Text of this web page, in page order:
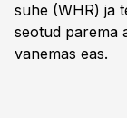
suhe (WHR) ja
seotud parema
vanemas eas.